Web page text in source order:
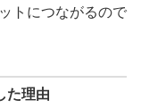
トにつながるので
た理由